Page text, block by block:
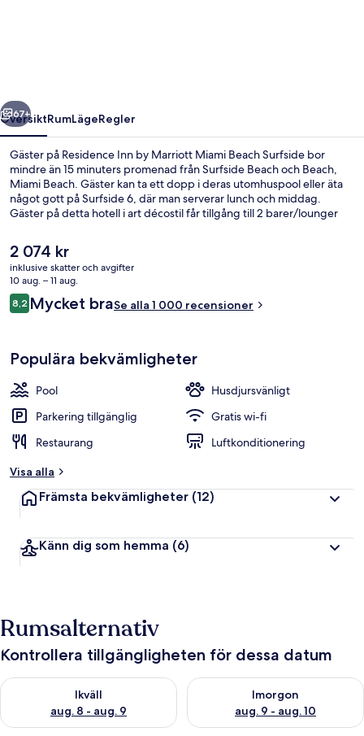
Surfside
Nästa
67+
ÖversiktRumLägeRegler
Gäster på Residence Inn by Marriott Miami Beach Surfside bor
mindre än 15 minuters promenad från Surfside Beach och Beach,
Miami Beach. Gäster kan ta ett dopp i deras utomhuspool eller äta
något gott på Surfside 6, där man serverar lunch och middag.
Gäster på detta hotell i art décostil får tillgång till 2 barer/lounger
mikrovågsugnar. Resenärer brukar tala mycket väl om den
hjälpsamma personalen och närheten till stranden.
Det
nuvarande
priset
är
2 074 kr
2 074 kr
inklusive skatter och avgifter
10 aug. – 11 aug.
Recensioner
8,28,2 av 10,
Mycket braSe alla 1 000 recensioner
Populära bekvämligheter
Pool
Husdjursvänligt
Parkering tillgänglig
Gratis wi-fi
Restaurang
Luftkonditionering
Visa alla
Främsta bekvämligheter (12)
Känn dig som hemma (6)
Rumsalternativ
Kontrollera tillgängligheten för dessa datum
Ikväll
aug. 8 - aug. 9
Kontrollera tillgängligheten för ikväll aug. 8 - aug. 9
Imorgon
aug. 9 - aug. 10
Kontrollera tillgängligheten